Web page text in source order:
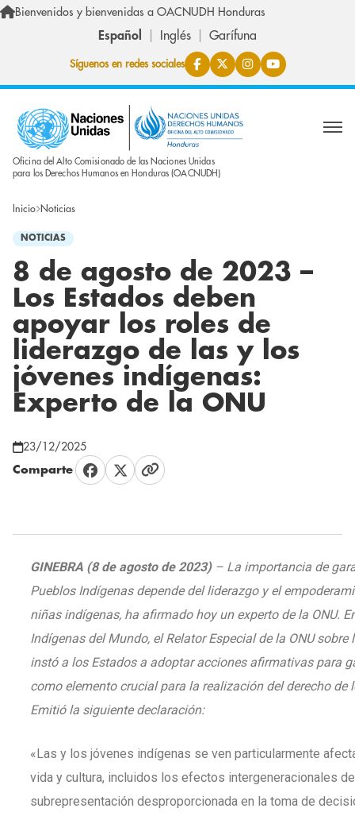
Pasar al contenido principal
Bienvenidos y bienvenidas a OACNUDH Honduras
Español Inglés Garífuna
Síguenos en redes sociales
Oficina del Alto Comisionado de las Naciones Unidas
para los Derechos Humanos en Honduras (OACNUDH)
Inicio Noticias
NOTICIAS
8 de agosto de 2023 –
Los Estados deben
apoyar los roles de
liderazgo de las y los
jóvenes indígenas:
Experto de la ONU
23/12/2025
Comparte
GINEBRA (8 de agosto de 2023)– La importancia de
Pueblos Indígenas depende del liderazgo y el
niñas indígenas, ha afirmado hoy un experto de la ONU.
Indígenas del Mundo, el Relator Especial de la ONU
instó a los Estados a adoptar acciones afirmativas para
como elemento crucial para la realización del derecho
Emitió la siguiente declaración:
«Las y los jóvenes indígenas se ven particularmente
vida y cultura, incluidos los efectos intergeneracionales
subrepresentación desproporcionada en la toma de